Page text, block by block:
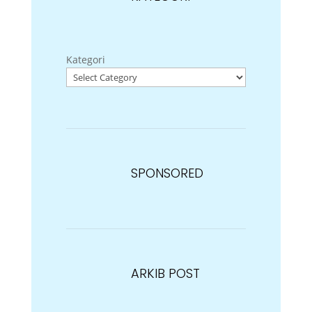
Kategori
SPONSORED
ARKIB POST